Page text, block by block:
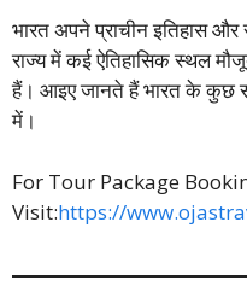
भारत अपने प्राचीन इतिहास और
राज्य में कई ऐतिहासिक स्थल
हैं। आइए जानते हैं भारत के कुछ
में।
For Tour Package
Visit:https://